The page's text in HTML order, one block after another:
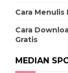
Cara
Cara
Gratis
MEDIAN